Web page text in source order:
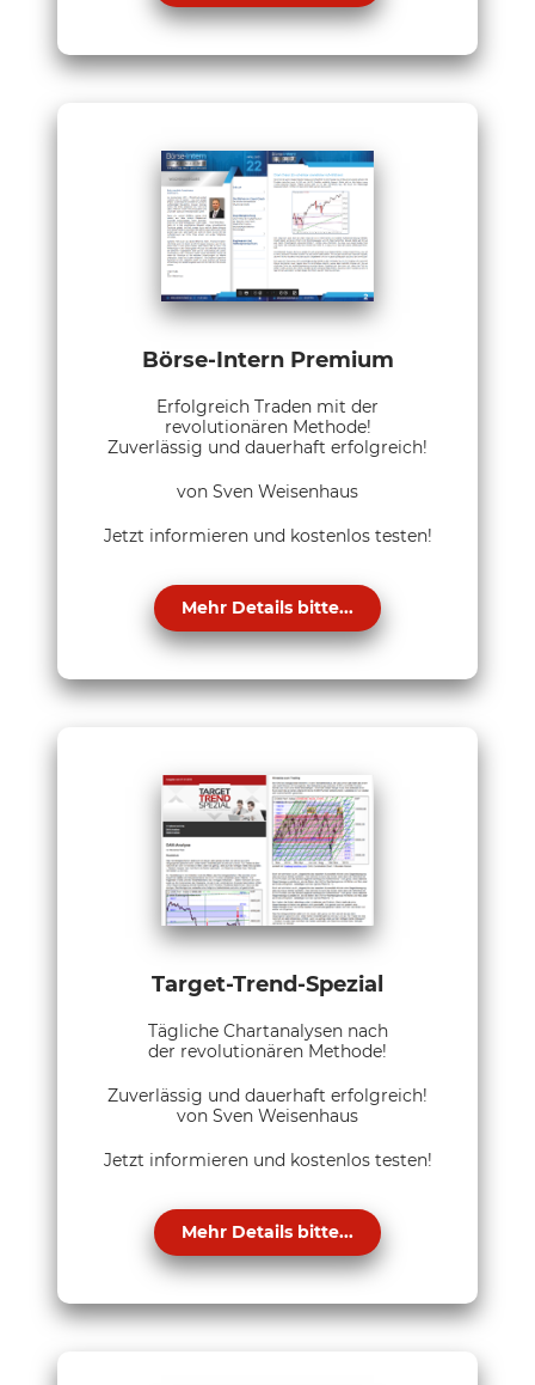
Börse-Intern Premium
Erfolgreich Traden mit der
revolutionären Methode!
Zuverlässig und dauerhaft erfolgreich!
von Sven Weisenhaus
Jetzt informieren und kostenlos testen!
Mehr Details bitte...
Target-Trend-Spezial
Tägliche Chartanalysen nach
der revolutionären Methode!
Zuverlässig und dauerhaft erfolgreich!
von Sven Weisenhaus
Jetzt informieren und kostenlos testen!
Mehr Details bitte...